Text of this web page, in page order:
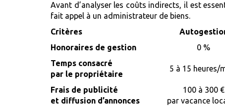
Avant d’analyser les coûts indirects, il est
fait appel à un administrateur de biens.
Critères
Honoraires de gestion
0 %
Temps consacré
par le propriétaire
5 à 15 heures/
Frais de publicité
et diffusion d’annonces
100 à 300 €
par vacance